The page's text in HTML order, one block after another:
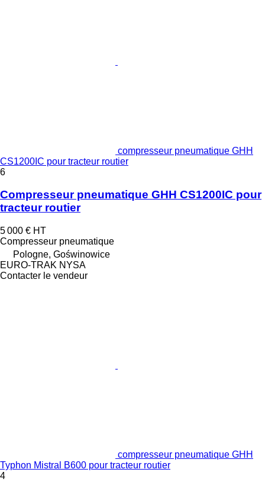
compresseur pneumatique GHH
CS1200IC pour tracteur routier
6
Compresseur pneumatique GHH CS1200IC pour
tracteur routier
5 000 € HT
Compresseur pneumatique
Pologne, Goświnowice
EURO-TRAK NYSA
Contacter le vendeur
compresseur pneumatique GHH
Typhon Mistral B600 pour tracteur routier
4